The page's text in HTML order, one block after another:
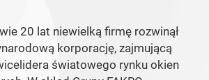
20 lat niewielką firmę rozwinął
korporację, zajmującą
światowego rynku okien